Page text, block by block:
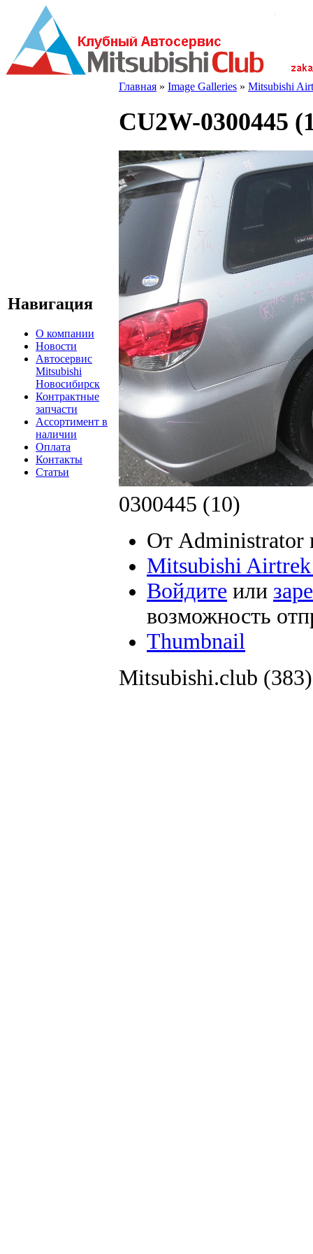
Навигация
О компании
Новости
Автосервис
Mitsubishi
Новосибирск
Контрактные
запчасти
Ассортимент в
наличии
Оплата
Контакты
Статьи
Главная » Image Galleries » Mitsubishi
CU2W-0300445
0300445 (10)
От Administrator
Mitsubishi
Войдите или
возможность
Thumbnail
Mitsubishi.club